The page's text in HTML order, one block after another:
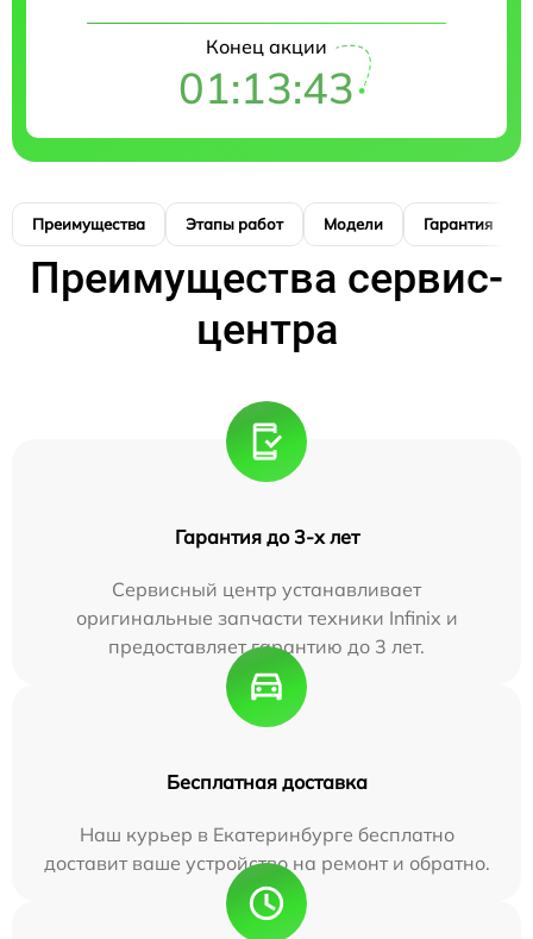
Конец акции
01:13:42
Преимущества Этапы работ Модели Гарантия
Преимущества сервис-
центра
Гарантия до 3-х лет
Сервисный центр устанавливает
оригинальные запчасти техники Infinix и
предоставляет гарантию до 3 лет.
Бесплатная доставка
Наш курьер в Екатеринбурге бесплатно
доставит ваше устройство на ремонт и обратно.